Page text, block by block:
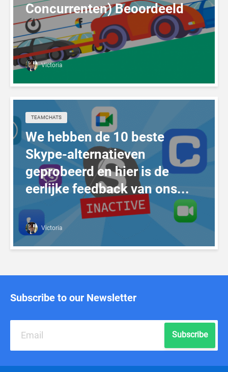
Concurrenten) Beoordeeld
Victoria
TEAMCHATS
We hebben de 10 beste
Skype-alternatieven
geprobeerd en hier is de
eerlijke feedback van ons...
Victoria
Subscribe to our Newsletter
Subscribe